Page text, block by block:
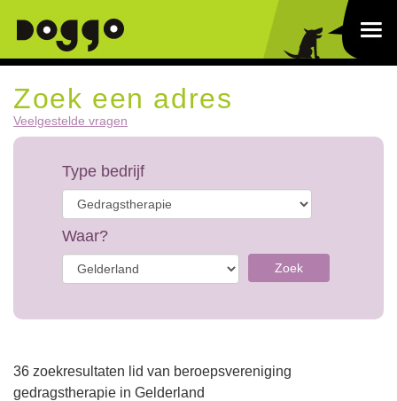
Zoek een adres
Veelgestelde vragen
Type bedrijf
Waar?
Zoek
36 zoekresultaten lid van beroepsvereniging
gedragstherapie in Gelderland